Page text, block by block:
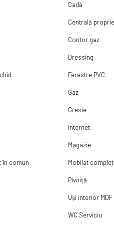
Cadă
Centrală proprie
Contor gaz
Dressing
Ferestre PVC
Gaz
Gresie
Internet
Magazie
în comun Mobilat complet
Pivniță
Uși interior MDF
WC Serviciu